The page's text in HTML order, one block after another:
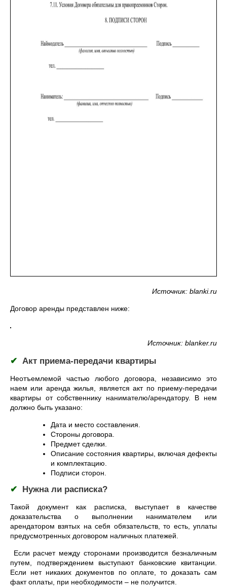
Источник: blanki.ru
Договор аренды представлен ниже:
Источник: blanker.ru
✔ Акт приема-передачи квартиры
Неотъемлемой частью любого договора, независимо это
наем или аренда жилья, является акт по приему-передачи
квартиры от собственнику нанимателю/арендатору. В нем
должно быть указано:
Дата и место составления.
Стороны договора.
Предмет сделки.
Описание состояния квартиры, включая дефекты
и комплектацию.
Подписи сторон.
✔ Нужна ли расписка?
Такой документ как расписка, выступает в качестве
доказательства о выполнении нанимателем или
арендатором взятых на себя обязательств, то есть, уплаты
предусмотренных договором наличных платежей.
Если расчет между сторонами производится безналичным
путем, подтверждением выступают банковские квитанции.
Если нет никаких документов по оплате, то доказать сам
факт оплаты, при необходимости – не получится.